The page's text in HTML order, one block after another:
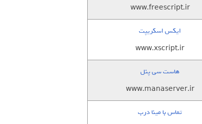
www.freescript.ir
ایکس اسکریپت
www.xscript.ir
هاست سی پنل
www.manaserver.ir
تماس با مینا درب